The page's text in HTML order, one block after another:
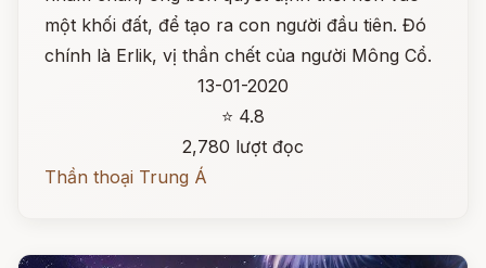
một khối đất, để tạo ra con người đầu tiên. Đó
chính là Erlik, vị thần chết của người Mông Cổ.
13-01-2020
⭐ 4.8
2,780 lượt đọc
Thần thoại Trung Á